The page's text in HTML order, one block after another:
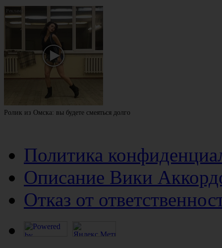
Ролик из Омска: вы будете смеяться долго
Политика
Описание Вики
Отказ от